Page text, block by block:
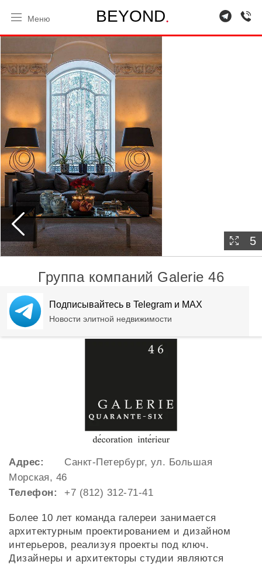
BEYOND.
Меню
5
Группа компаний Galerie 46
является партнером компании
Beyond (ex-Engel&Völkers).
Адрес:
Санкт-Петербург, ул. Большая
Морская, 46
Телефон:
+7 (812) 312-71-41
Более 10 лет команда галереи занимается
архитектурным проектированием и дизайном
интерьеров, реализуя проекты под ключ.
Дизайнеры и архитекторы студии являются
Подписывайтесь в Telegram и MAX
Новости элитной недвижимости